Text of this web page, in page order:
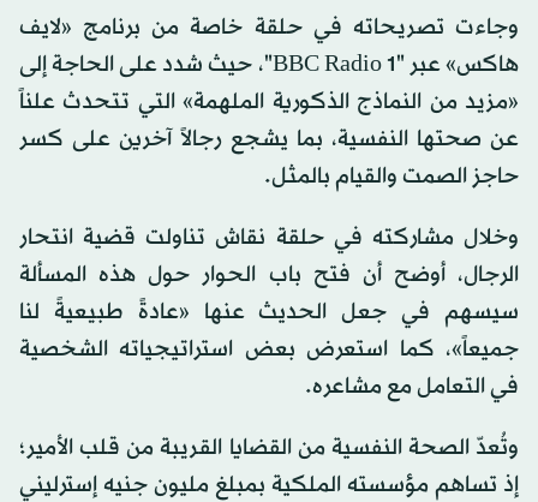
وجاءت تصريحاته في حلقة خاصة من برنامج «لايف
هاكس» عبر "BBC Radio 1"، حيث شدد على الحاجة إلى
«مزيد من النماذج الذكورية الملهمة» التي تتحدث علناً
عن صحتها النفسية، بما يشجع رجالاً آخرين على كسر
حاجز الصمت والقيام بالمثل.
وخلال مشاركته في حلقة نقاش تناولت قضية انتحار
الرجال، أوضح أن فتح باب الحوار حول هذه المسألة
سيسهم في جعل الحديث عنها «عادةً طبيعيةً لنا
جميعاً»، كما استعرض بعض استراتيجياته الشخصية
في التعامل مع مشاعره.
وتُعدّ الصحة النفسية من القضايا القريبة من قلب الأمير؛
إذ تساهم مؤسسته الملكية بمبلغ مليون جنيه إسترليني